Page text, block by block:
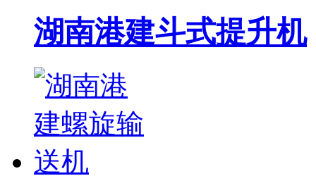
湖南港建斗式提升机